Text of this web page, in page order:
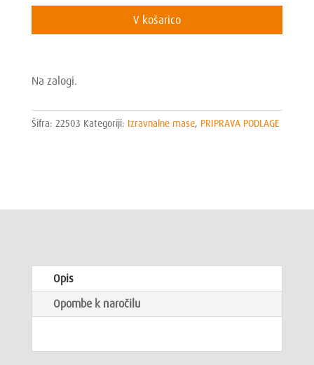
635
V košarico
Na zalogi.
Šifra: 22503 Kategoriji: Izravnalne mase, PRIPRAVA PODLAGE
Opis
Opombe k naročilu